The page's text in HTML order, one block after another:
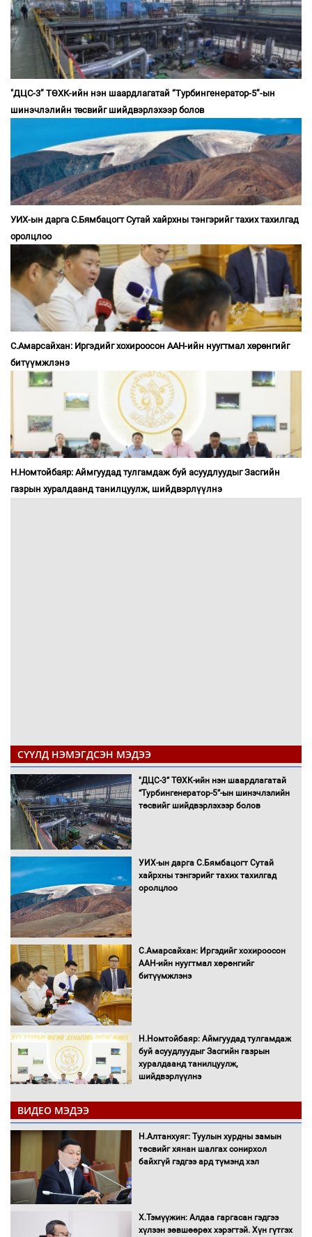
"ДЦС-3” ТӨХК-ийн нэн шаардлагатай “Турбингенератор-5”-ын
шинэчлэлийн төсвийг шийдвэрлэхээр болов
УИХ-ын дарга С.Бямбацогт Сутай хайрхны тэнгэрийг тахих тахилгад
оролцлоо
С.Амарсайхан: Иргэдийг хохироосон ААН-ийн нуугтмал хөрөнгийг
битүүмжлэнэ
Н.Номтойбаяр: Аймгуудад тулгамдаж буй асуудлуудыг Засгийн
газрын хуралдаанд танилцуулж, шийдвэрлүүлнэ
СҮҮЛД НЭМЭГДСЭН МЭДЭЭ
"ДЦС-3” ТӨХК-ийн нэн шаардлагатай
“Турбингенератор-5”-ын шинэчлэлийн
төсвийг шийдвэрлэхээр болов
УИХ-ын дарга С.Бямбацогт Сутай
хайрхны тэнгэрийг тахих тахилгад
оролцлоо
С.Амарсайхан: Иргэдийг хохироосон
ААН-ийн нуугтмал хөрөнгийг
битүүмжлэнэ
Н.Номтойбаяр: Аймгуудад тулгамдаж
буй асуудлуудыг Засгийн газрын
хуралдаанд танилцуулж,
шийдвэрлүүлнэ
эрэгтэйчүүдийн волейболын тэмцээнд
оролцож байгаа баг тамирчдад
амжилт хүслээ
Автобензин, дизель түлшний онцгой
албан татварыг тэглэлээ
ВИДЕО МЭДЭЭ
Н.Алтанхуяг: Туулын хурдны замын
төсвийг хянан шалгах сонирхол
байхгүй гэдгээ ард түмэнд хэл
Х.Тэмүүжин: Алдаа гаргасан гэдгээ
хүлээн зөвшөөрөх хэрэгтэй. Хүн гүтгэх